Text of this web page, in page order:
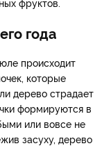
года
происходит
которые
дерево страдает
формируются в
или вовсе не
засуху, дерево